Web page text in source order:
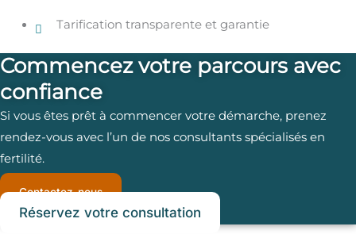
Tarification transparente et garantie
Commencez votre parcours avec
confiance
Si vous êtes prêt à commencer votre démarche, prenez
rendez-vous avec l’un de nos consultants spécialisés en
fertilité.
Contactez-nous
Réservez votre consultation